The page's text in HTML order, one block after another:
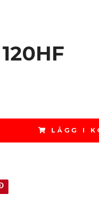
LÄGG I